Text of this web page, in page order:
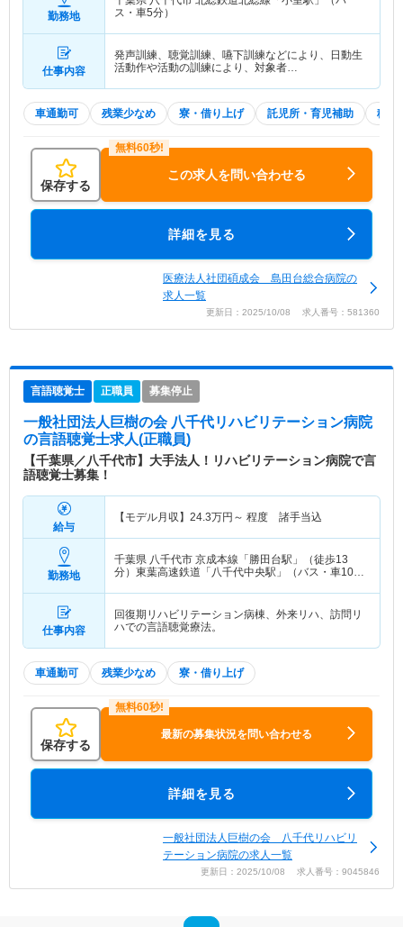
勤務地
ス・車5分）
仕事内容
発声訓練、聴覚訓練、嚥下訓練などにより、日動生
活動作や活動の訓練により、対象者…
車通勤可 残業少なめ 寮・借り上げ 託児所・育児補助 積極
保存する
この求人を問い合わせる
詳細を見る
医療法人社団碩成会 島田台総合病院の
求人一覧
更新日：2025/10/08 求人番号：581360
言語聴覚士 正職員 募集停止
一般社団法人巨樹の会 八千代リハビリテーション病院
の言語聴覚士求人(正職員)
【千葉県／八千代市】大手法人！リハビリテーション病院で言
語聴覚士募集！
給与
【モデル月収】 24.3万円～ 程度 諸手当込
勤務地
千葉県 八千代市 京成本線「勝田台駅」（徒歩13
分）東葉高速鉄道「八千代中央駅」（バス・車10
仕事内容
回復期リハビリテーション病棟、外来リハ、訪問リ
ハでの言語聴覚療法。
車通勤可 残業少なめ 寮・借り上げ
保存する
最新の募集状況を問い合わせる
詳細を見る
一般社団法人巨樹の会 八千代リハビリ
テーション病院の求人一覧
更新日：2025/10/08 求人番号：9045846